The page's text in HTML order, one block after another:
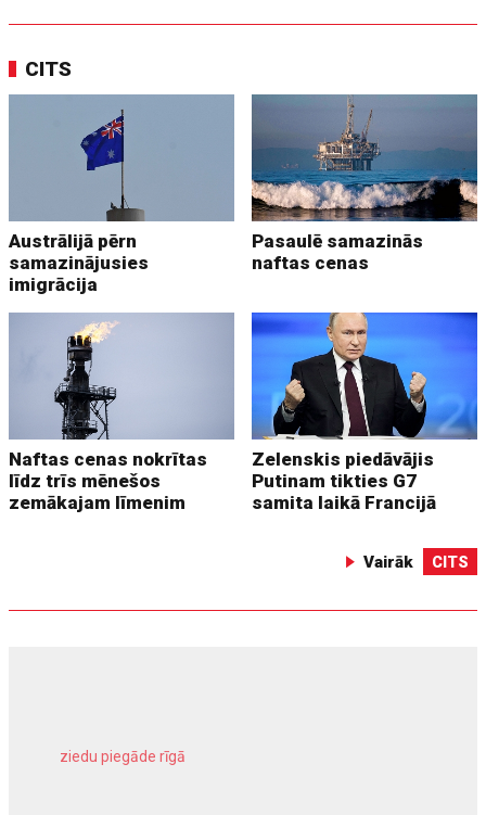
CITS
Austrālijā pērn
samazinājusies
imigrācija
Pasaulē samazinās
naftas cenas
Naftas cenas nokrītas
līdz trīs mēnešos
zemākajam līmenim
Zelenskis piedāvājis
Putinam tikties G7
samita laikā Francijā
Vairāk CITS
ziedu piegāde rīgā